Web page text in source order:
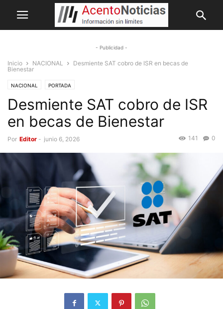
- Publicidad -
Inicio NACIONAL
Desmiente SAT cobro de ISR en becas de
Bienestar
NACIONAL PORTADA
Desmiente SAT cobro de ISR
en becas de Bienestar
Por Editor - junio 6, 2026 0
141